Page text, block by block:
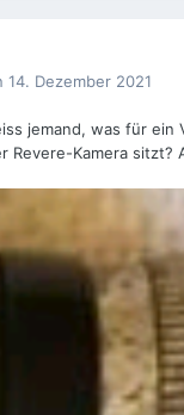
14. Dezember 2021
jemand, was für ein
Revere-Kamera sitzt?